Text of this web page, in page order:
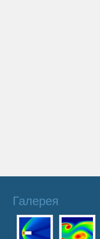
Галерея